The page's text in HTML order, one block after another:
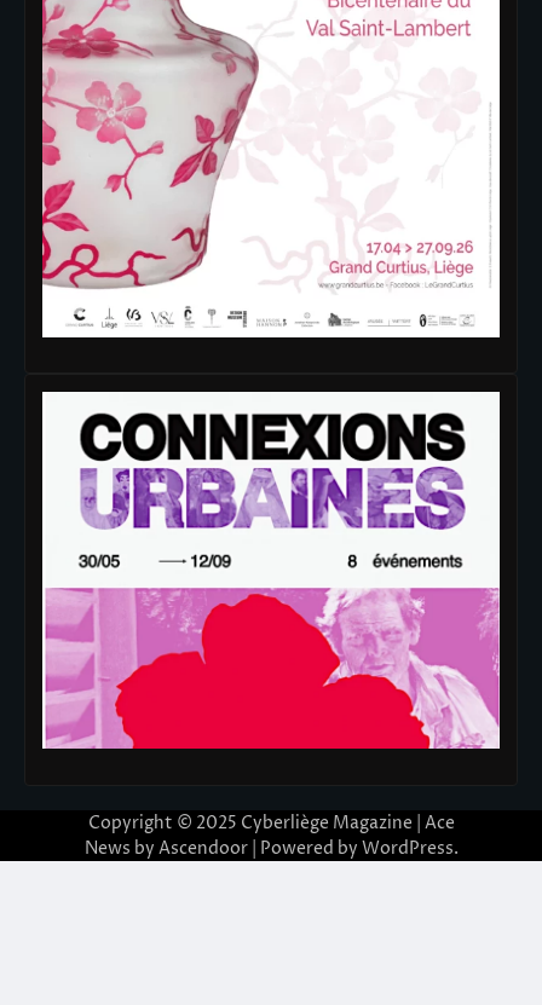
Copyright © 2025 Cyberliège Magazine | Ace
News by Ascendoor| Powered by WordPress.